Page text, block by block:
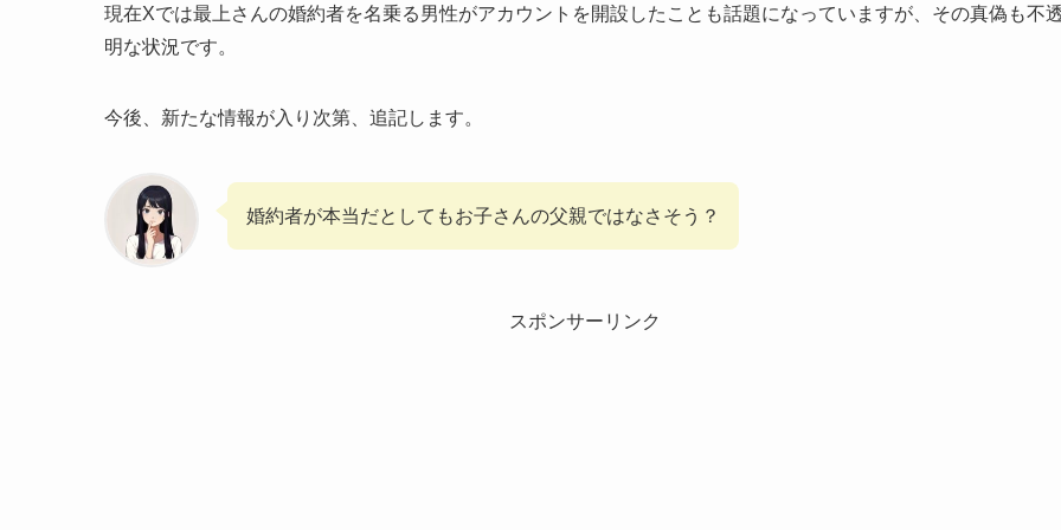
現在Xでは最上さんの婚約者を名乗る男性がアカウントを開設したことも話題になっていますが、その真偽も不
明な状況です。
今後、新たな情報が入り次第、追記します。
婚約者が本当だとしてもお子さんの父親ではなさそう？
スポンサーリンク